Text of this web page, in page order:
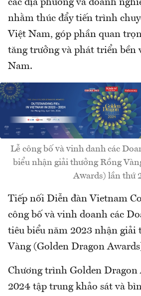
các địa phương và doanh
nhằm thúc đẩy tiến trình
Việt Nam, góp phần quan
tăng trưởng và phát triển bền
Nam.
Lễ công bố và vinh danh các
biểu nhận giải thưởng Rồng
Awards) lần thứ
Tiếp nối Diễn đàn Vietnam
công bố và vinh doanh các
tiêu biểu năm 2023 nhận giải
Vàng (Golden Dragon
Chương trình Golden Dragon
2024 tập trung khảo sát và